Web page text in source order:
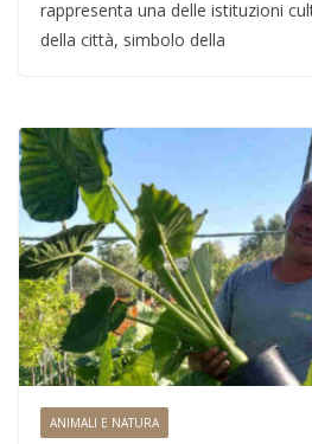
rappresenta una delle istituzioni
della città, simbolo della
ANIMALI E NATURA